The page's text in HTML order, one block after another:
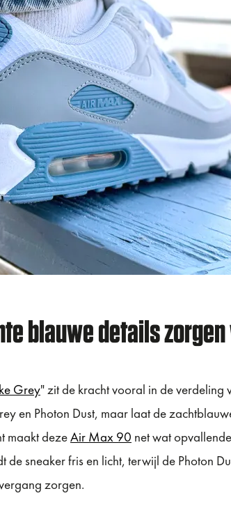
blauwe details
Grey" zit de kracht vooral in de verdeling
en Photon Dust, maar laat de
maakt dezeAir Max 90 net wat
de sneaker fris en licht, terwijl de Photon
zorgen.